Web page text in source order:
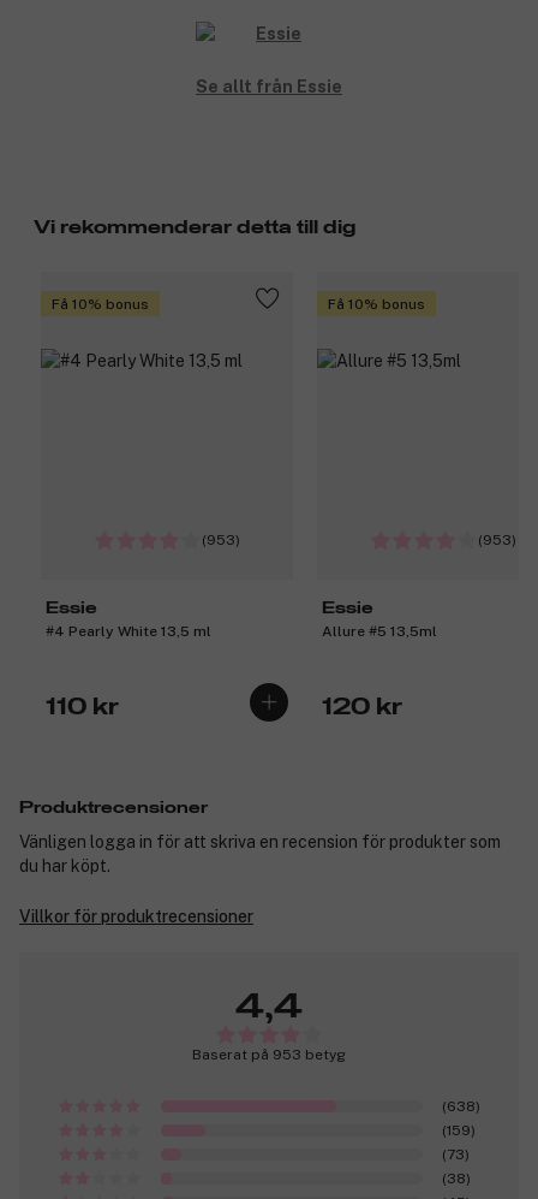
Se allt från Essie
Vi rekommenderar detta till dig
Få 10% bonus
(953)
Essie
#4 Pearly White 13,5 ml
110 kr
Få 10% bonus
(953)
Essie
Allure #5 13,5ml
120 kr
Produktrecensioner
Vänligen logga in för att skriva en recension för produkter som
du har köpt.
Villkor för produktrecensioner
4,4
Baserat på 953 betyg
(638)
(159)
(73)
(38)